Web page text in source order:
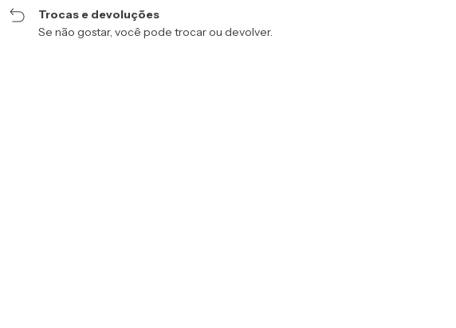
Trocas e devoluções
Se não gostar, você pode trocar ou devolver.